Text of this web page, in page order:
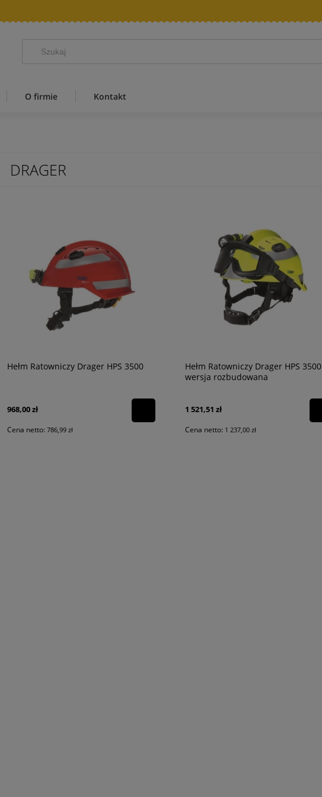
O firmie Kontakt
DRAGER
Hełm Ratowniczy Drager HPS 3500
968,00 zł
Cena netto: 786,99 zł
Hełm Ratowniczy Drager HPS 3500
wersja rozbudowana
1 521,51 zł
Cena netto: 1 237,00 zł